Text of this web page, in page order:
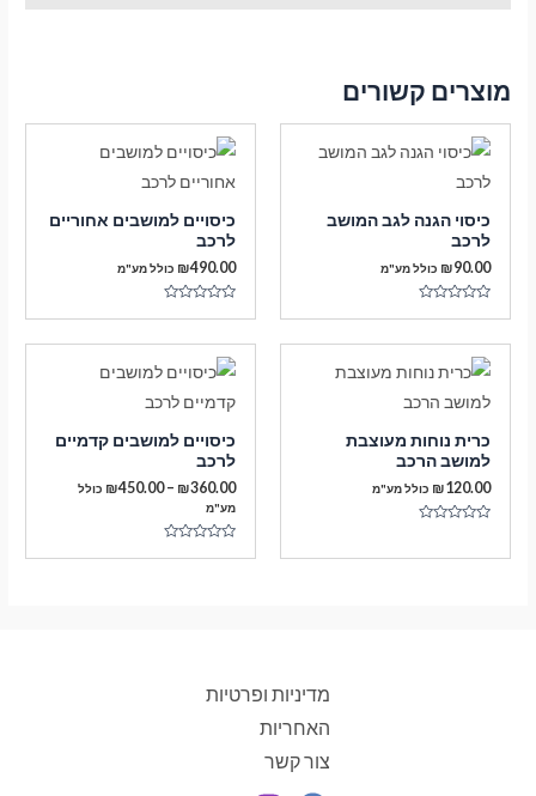
מוצרים קשורים
כיסוי הגנה לגב המושב
לרכב
₪90.00 כולל מע"מ
כיסויים למושבים אחוריים
לרכב
₪490.00 כולל מע"מ
כרית נוחות מעוצבת
למושב הרכב
₪120.00 כולל מע"מ
מתוך
כיסויים למושבים קדמיים
לרכב
₪360.00
–
₪450.00
טווח
כולל
מע"מ
מדיניות ופרטיות
האחריות
צור קשר